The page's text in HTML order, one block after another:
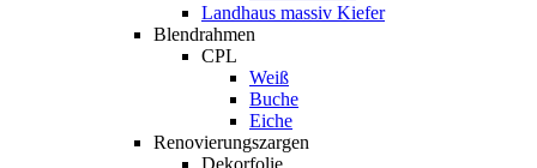
Landhaus massiv Kiefer
Blendrahmen
CPL
Weiß
Buche
Eiche
Renovierungszargen
Dekorfolie